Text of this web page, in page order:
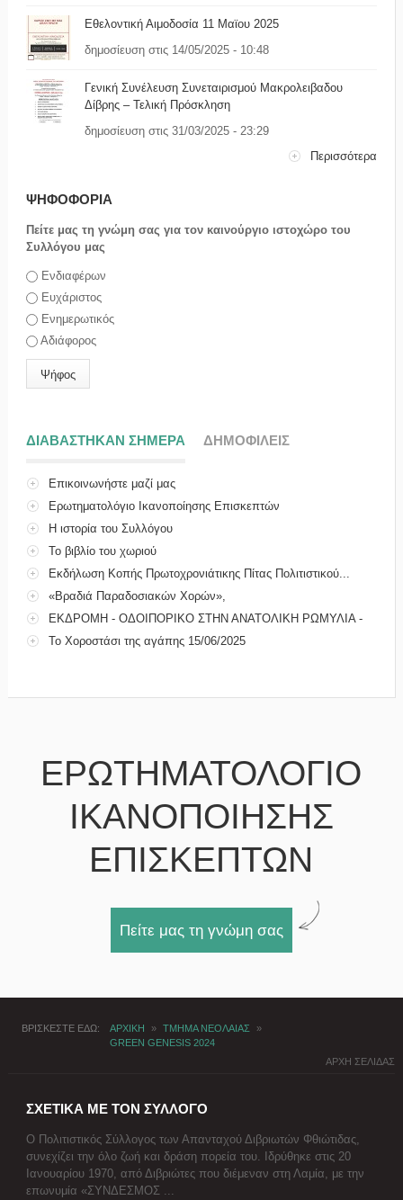
Εθελοντική Αιμοδοσία 11 Μαϊου 2025
δημοσίευση στις 14/05/2025 - 10:48
Γενική Συνέλευση Συνεταιρισμού Μακρολειβαδου
Δίβρης – Τελική Πρόσκληση
δημοσίευση στις 31/03/2025 - 23:29
Περισσότερα
ΨΗΦΟΦΟΡΙΑ
Πείτε μας τη γνώμη σας για τον καινούργιο ιστοχώρο του
Συλλόγου μας
Επιλογές
Ενδιαφέρων
Ευχάριστος
Ενημερωτικός
Αδιάφορος
ΔΙΑΒΑΣΤΗΚΑΝ ΣΗΜΕΡΑ (ΕΝΕΡΓΗ ΚΑΡΤΕΛΑ)
ΔΗΜΟΦΙΛΕΙΣ
Επικοινωνήστε μαζί μας
Ερωτηματολόγιο Ικανοποίησης Επισκεπτών
Η ιστορία του Συλλόγου
Το βιβλίο του χωριού
Εκδήλωση Κοπής Πρωτοχρονιάτικης Πίτας Πολιτιστικού...
«Βραδιά Παραδοσιακών Χορών»,
ΕΚΔΡΟΜΗ - ΟΔΟΙΠΟΡΙΚΟ ΣΤΗΝ ΑΝΑΤΟΛΙΚΗ ΡΩΜΥΛΙΑ -
ΜΑ...Το Χοροστάσι της αγάπης 15/06/2025
ΕΡΩΤΗΜΑΤΟΛΟΓΙΟ
ΙΚΑΝΟΠΟΙΗΣΗΣ
ΕΠΙΣΚΕΠΤΩΝ
Πείτε μας τη γνώμη σας
ΒΡΙΣΚΕΣΤΕ ΕΔΩ ΑΡΧΙΚΗ » ΤΜΗΜΑ ΝΕΟΛΑΙΑΣ
»
GREEN GENESIS 2024
ΑΡΧΗ ΣΕΛΙΔΑΣ
ΣΧΕΤΙΚΑ ΜΕ ΤΟΝ ΣΥΛΛΟΓΟ
Ο Πολιτιστικός Σύλλογος των Απανταχού Διβριωτών Φθιώτιδας,
συνεχίζει την όλο ζωή και δράση πορεία του. Ιδρύθηκε στις 20
Ιανουαρίου 1970, από Διβριώτες που διέμεναν στη Λαμία, με την
επωνυμία «ΣΥΝΔΕΣΜΟΣ ...